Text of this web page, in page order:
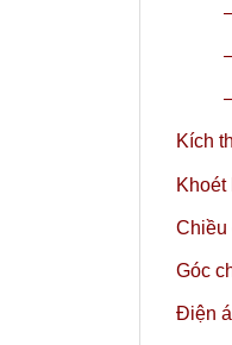
Kích
Khoét
Chiều
Góc
Điện